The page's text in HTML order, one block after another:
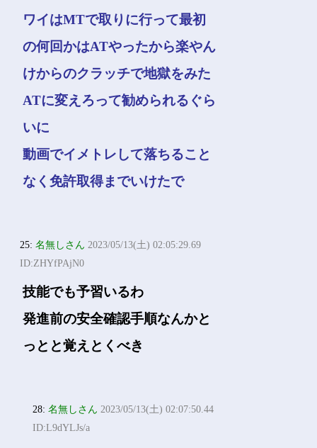
ワイはMTで取りに行って最初
の何回かはATやったから楽やん
けからのクラッチで地獄をみた
ATに変えろって勧められるぐら
いに
動画でイメトレして落ちること
なく免許取得までいけたで
25:名無しさん 2023/05/13(土) 02:05:29.69
ID:ZHYfPAjN0
技能でも予習いるわ
発進前の安全確認手順なんかと
っとと覚えとくべき
28:名無しさん 2023/05/13(土) 02:07:50.44
ID:L9dYLJs/a